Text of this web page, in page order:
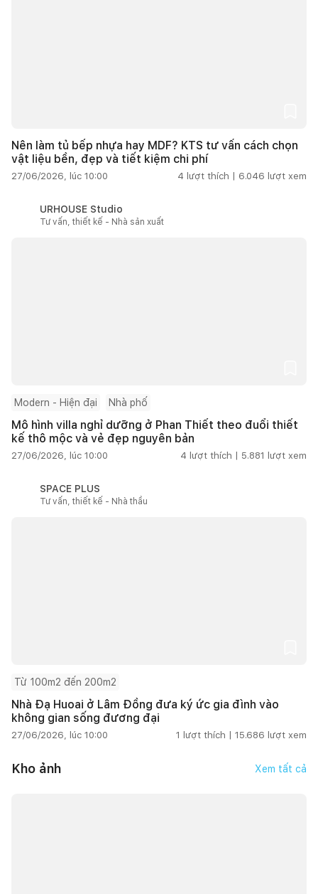
Nên làm tủ bếp nhựa hay MDF? KTS tư vấn cách chọn
vật liệu bền, đẹp và tiết kiệm chi phí
27/06/2026, lúc 10:00 4 lượt thích | 6.046 lượt xem
URHOUSE Studio
Tư vấn, thiết kế - Nhà sản xuất
Modern - Hiện đại Nhà phố
Mô hình villa nghỉ dưỡng ở Phan Thiết theo đuổi thiết
kế thô mộc và vẻ đẹp nguyên bản
27/06/2026, lúc 10:00 4 lượt thích | 5.881 lượt xem
SPACE PLUS
Tư vấn, thiết kế - Nhà thầu
Từ 100m2 đến 200m2
Nhà Đạ Huoai ở Lâm Đồng đưa ký ức gia đình vào
không gian sống đương đại
27/06/2026, lúc 10:00 1 lượt thích | 15.686 lượt xem
Kho ảnh Xem tất cả